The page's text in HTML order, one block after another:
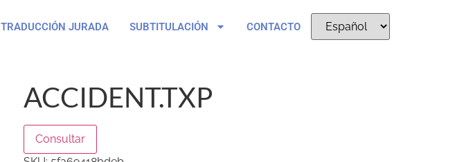
TRADUCCIÓN JURADA SUBTITULACIÓN CONTACTO
ACCIDENT.TXP
Consultar